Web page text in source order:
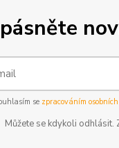
se zpracováním
Můžete se kdykoli odhlásit.